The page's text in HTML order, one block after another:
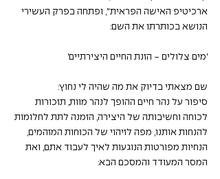
ארכיטיפ האישה הפראית", ופתחה בפרק העשירי
הנושא בכותרתו את השם:
'מים צלולים - הזנת החיים היצירתיים'
שם מצאתי בדיוק את מה שהיה לי נחוץ:
סיפור על נהר חיים ההופך לנהר מוות, תזכורות
לכוחה וחשיבותה של היצירה, הזמנה לתת לחלומות
להנחות אותנו, מפה לזיהוי של הכוחות המזהמים,
הנחיות מפורטות הנוגעות לאיך לעבוד אתם, ואת
המסר המעודד והמסכם הבא: